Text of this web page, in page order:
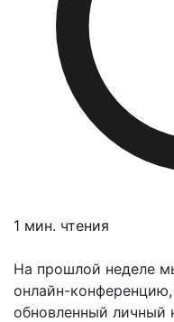
1 мин. чтения
На прошлой неделе
онлайн-
обновленный личный